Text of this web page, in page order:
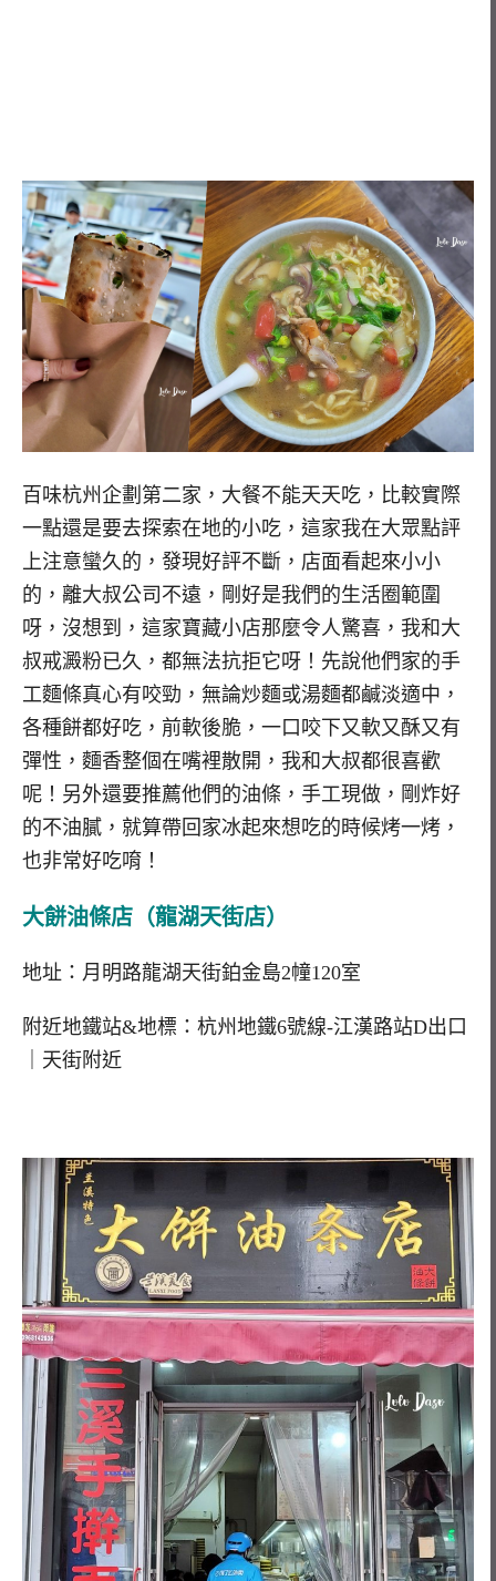
百味杭州企劃第二家，大餐不能天天吃，比較實際
一點還是要去探索在地的小吃，這家我在大眾點評
上注意蠻久的，發現好評不斷，店面看起來小小
的，離大叔公司不遠，剛好是我們的生活圈範圍
呀，沒想到，這家寶藏小店那麼令人驚喜，我和大
叔戒澱粉已久，都無法抗拒它呀！先說他們家的手
工麵條真心有咬勁，無論炒麵或湯麵都鹹淡適中，
各種餅都好吃，前軟後脆，一口咬下又軟又酥又有
彈性，麵香整個在嘴裡散開，我和大叔都很喜歡
呢！另外還要推薦他們的油條，手工現做，剛炸好
的不油膩，就算帶回家冰起來想吃的時候烤一烤，
也非常好吃唷！
大餅油條店（龍湖天街店）
地址：月明路龍湖天街鉑金島2幢120室
附近地鐵站&地標：杭州地鐵6號線-江漢路站D出口
｜天街附近